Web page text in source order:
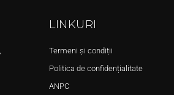
LINKURI
Termeni și condiții
Politica de confidențialitate
ANPC